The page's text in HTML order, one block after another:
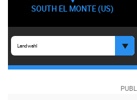
SOUTH EL MONTE (US)
Landwahl